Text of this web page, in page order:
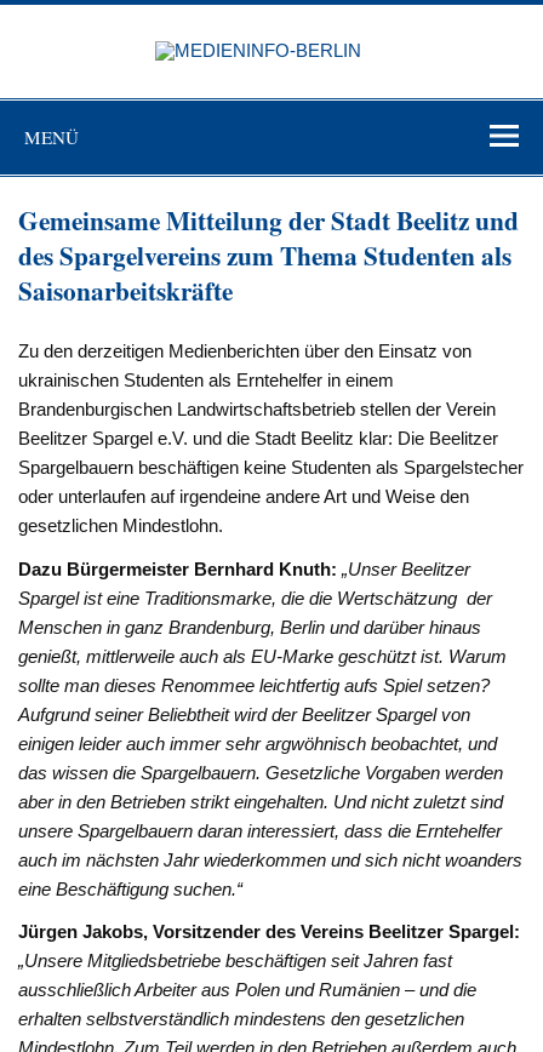
Zum
MENÜ
Gemeinsame Mitteilung der Stadt Beelitz und
des Spargelvereins zum Thema Studenten als
Saisonarbeitskräfte
Zu den derzeitigen Medienberichten über den Einsatz von
ukrainischen Studenten als Erntehelfer in einem
Brandenburgischen Landwirtschaftsbetrieb stellen der Verein
Beelitzer Spargel e.V. und die Stadt Beelitz klar: Die Beelitzer
Spargelbauern beschäftigen keine Studenten als Spargelstecher
oder unterlaufen auf irgendeine andere Art und Weise den
gesetzlichen Mindestlohn.
Dazu Bürgermeister Bernhard Knuth: „Unser Beelitzer
Spargel ist eine Traditionsmarke, die die Wertschätzung der
Menschen in ganz Brandenburg, Berlin und darüber hinaus
genießt, mittlerweile auch als EU-Marke geschützt ist. Warum
sollte man dieses Renommee leichtfertig aufs Spiel setzen?
Aufgrund seiner Beliebtheit wird der Beelitzer Spargel von
einigen leider auch immer sehr argwöhnisch beobachtet, und
das wissen die Spargelbauern. Gesetzliche Vorgaben werden
aber in den Betrieben strikt eingehalten. Und nicht zuletzt sind
unsere Spargelbauern daran interessiert, dass die Erntehelfer
auch im nächsten Jahr wiederkommen und sich nicht woanders
eine Beschäftigung suchen.“
Jürgen Jakobs, Vorsitzender des Vereins Beelitzer Spargel:
„Unsere Mitgliedsbetriebe beschäftigen seit Jahren fast
ausschließlich Arbeiter aus Polen und Rumänien – und die
erhalten selbstverständlich mindestens den gesetzlichen
Mindestlohn. Zum Teil werden in den Betrieben außerdem auch